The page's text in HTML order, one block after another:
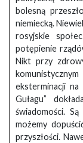
bolesną
niemiecką.
rosyjskie
potępienie
Nikt przy
eksterminacji
Gułagu”
świadomości.
możemy
przyszłości.